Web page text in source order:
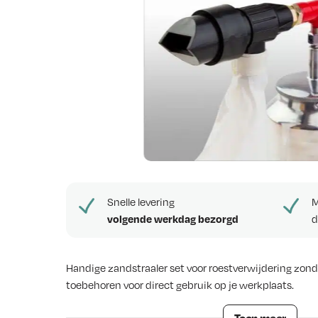
Snelle levering
volgende werkdag bezorgd
Handige zandstraaler set voor roestverwijdering
toebehoren voor direct gebruik op je werkplaats.
Zandstraler klein incl toebehoren – WT-